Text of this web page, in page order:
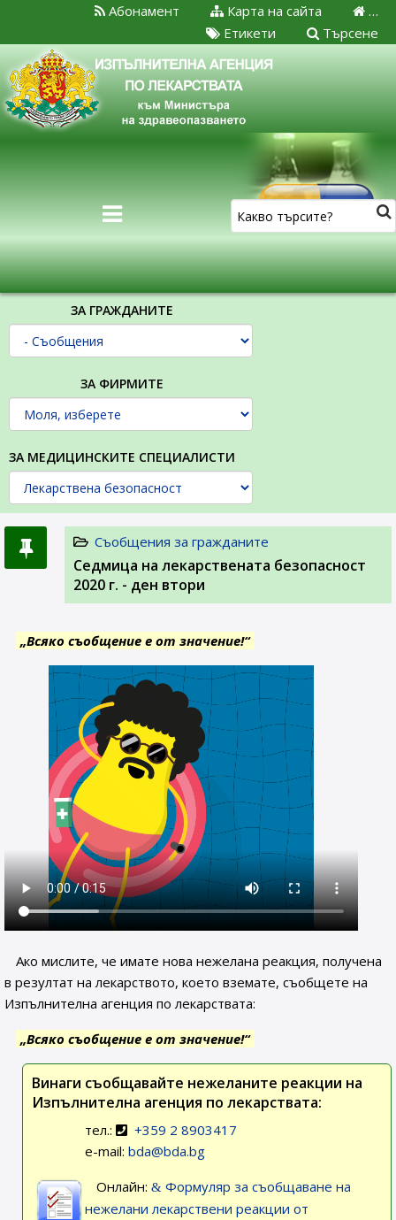
…
Карта на сайта
Абонамент
Търсене
Етикети
ЗА ГРАЖДАНИТЕ
ЗА ФИРМИТЕ
ЗА МЕДИЦИНСКИТЕ СПЕЦИАЛИСТИ
Съобщения за гражданите
Седмица на лекарствената безопасност
2020 г. - ден втори
„Всяко съобщение е от значение!“
Ако мислите, че имате нова нежелана реакция, получена
в резултат на лекарството, което вземате, съобщете на
Изпълнителна агенция по лекарствата:
„Всяко съобщение е от значение!“
Винаги съобщавайте нежеланите реакции на
Изпълнителна агенция по лекарствата:
тел.:
+359 2 8903417
e-mail:bda@bda.bg
Онлайн:
Формуляр за съобщаване на
нежелани лекарствени реакции от